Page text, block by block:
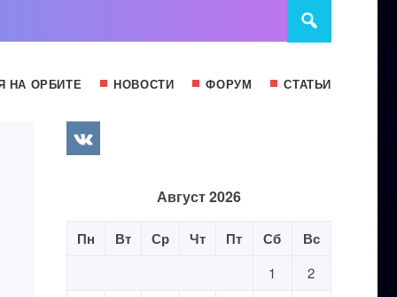
НА ОРБИТЕ НОВОСТИ ФОРУМ СТАТЬИ
Август 2026
Пн Вт Ср Чт Пт Сб Вс
1
2